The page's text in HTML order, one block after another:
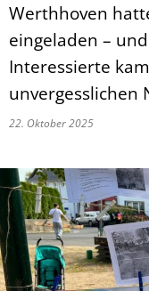
Werthhoven
eingeladen –
Interessierte
unvergesslichen
22. Oktober 2025